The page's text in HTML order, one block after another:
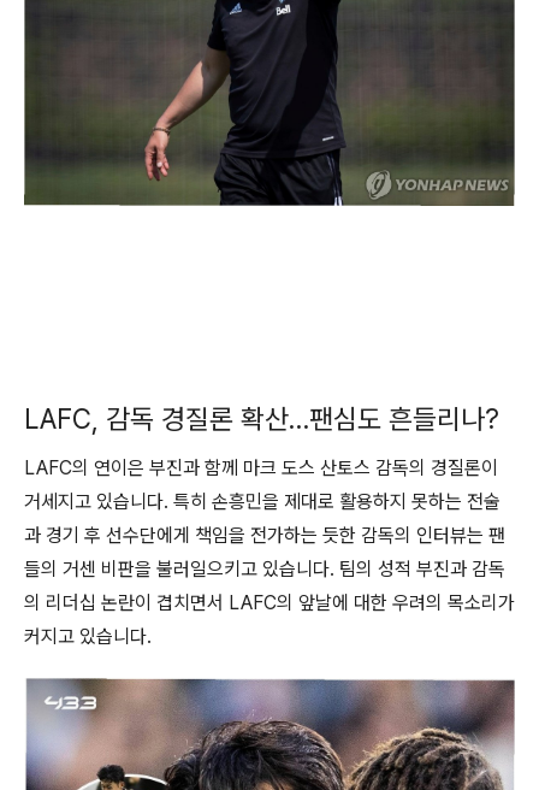
LAFC, 감독 경질론 확산…팬심도 흔들리나?
LAFC의 연이은 부진과 함께 마크 도스 산토스 감독의 경질론이
거세지고 있습니다. 특히 손흥민을 제대로 활용하지 못하는 전술
과 경기 후 선수단에게 책임을 전가하는 듯한 감독의 인터뷰는 팬
들의 거센 비판을 불러일으키고 있습니다. 팀의 성적 부진과 감독
의 리더십 논란이 겹치면서 LAFC의 앞날에 대한 우려의 목소리가
커지고 있습니다.